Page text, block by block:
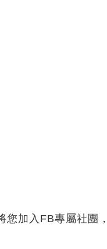
加入FB專屬社團